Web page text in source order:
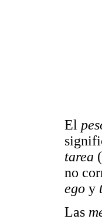
El
tarea (
no
ego y
Las